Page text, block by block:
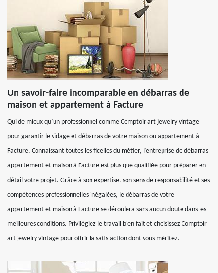
Un savoir-faire incomparable en débarras de
maison et appartement à Facture
Qui de mieux qu’un professionnel comme Comptoir art jewelry vintage
pour garantir le vidage et débarras de votre maison ou appartement à
Facture. Connaissant toutes les ficelles du métier, l’entreprise de débarras
appartement et maison à Facture est plus que qualifiée pour préparer en
détail votre projet. Grâce à son expertise, son sens de responsabilité et ses
compétences professionnelles inégalées, le débarras de votre
appartement et maison à Facture se déroulera sans aucun doute dans les
meilleures conditions. Privilégiez le travail bien fait et choisissez Comptoir
art jewelry vintage pour offrir la satisfaction dont vous méritez.